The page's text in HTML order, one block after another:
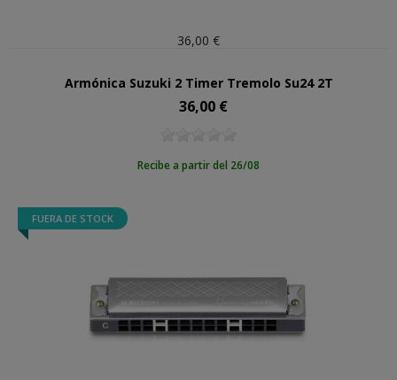
36,00 €
Armónica Suzuki 2 Timer Tremolo Su24 2T
Precio
36,00 €
Recibe a partir del 26/08
FUERA DE STOCK